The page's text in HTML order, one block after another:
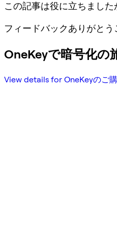
この記事は役に立ちました
フィードバックありがとう
OneKeyで暗号化の
View details for OneKeyのご